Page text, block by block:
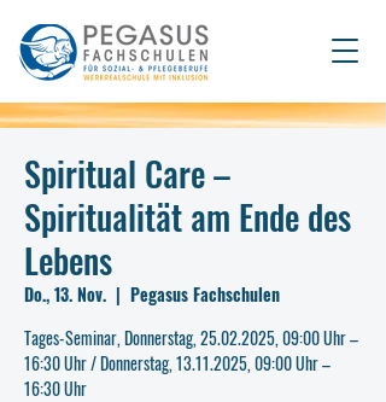
Spiritual Care –
Spiritualität am Ende des
Lebens
Do., 13. Nov.
  |
Pegasus Fachschulen
Tages-Seminar, Donnerstag, 25.02.2025, 09:00 Uhr –
16:30 Uhr / Donnerstag, 13.11.2025, 09:00 Uhr –
16:30 Uhr